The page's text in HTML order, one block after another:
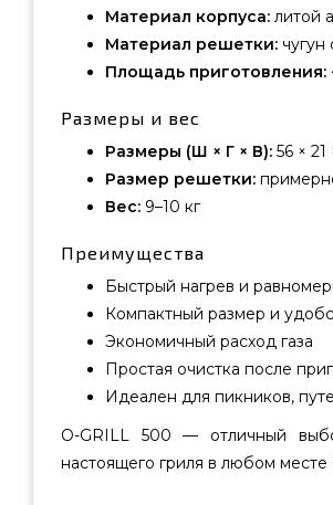
Материал корпуса: литой
Материал решетки:
Площадь приготовления:
Размеры и вес
Размеры (Ш × Г × В): 56 × 21
Размер решетки:
Вес: 9–10 кг
Преимущества
Быстрый нагрев и
Компактный размер и
Экономичный расход газа
Простая очистка после
Идеален для пикников,
O-GRILL 500 — отличный
настоящего гриля в любом